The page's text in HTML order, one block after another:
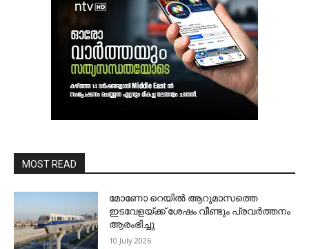
MOST READ
മോണോ റെയില്‍ ആറുമാസത്തെ
ഇടവേളയ്ക്ക് ശേഷം വീണ്ടും പ്രവര്‍ത്തനം
ആരംഭിച്ചു
10 July 2026